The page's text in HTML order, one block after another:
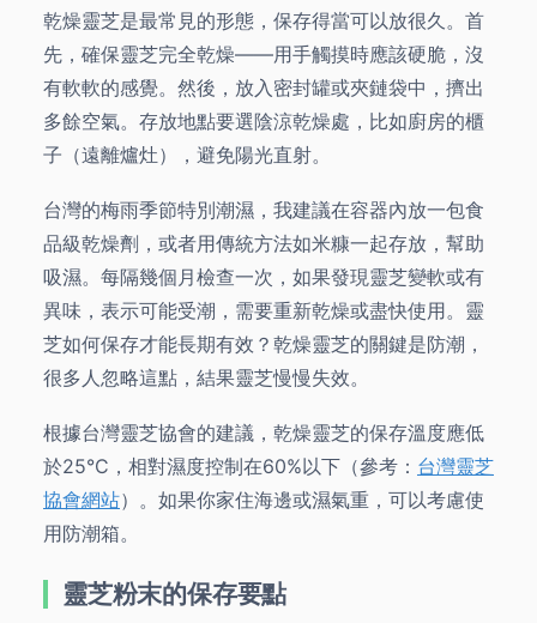
乾燥靈芝是最常見的形態，保存得當可以放很久。首
先，確保靈芝完全乾燥——用手觸摸時應該硬脆，沒
有軟軟的感覺。然後，放入密封罐或夾鏈袋中，擠出
多餘空氣。存放地點要選陰涼乾燥處，比如廚房的櫃
子（遠離爐灶），避免陽光直射。
台灣的梅雨季節特別潮濕，我建議在容器內放一包食
品級乾燥劑，或者用傳統方法如米糠一起存放，幫助
吸濕。每隔幾個月檢查一次，如果發現靈芝變軟或有
異味，表示可能受潮，需要重新乾燥或盡快使用。靈
芝如何保存才能長期有效？乾燥靈芝的關鍵是防潮，
很多人忽略這點，結果靈芝慢慢失效。
根據台灣靈芝協會的建議，乾燥靈芝的保存溫度應低
於25°C，相對濕度控制在60%以下（參考： 台灣靈芝
協會網站）。如果你家住海邊或濕氣重，可以考慮使
用防潮箱。
靈芝粉末的保存要點